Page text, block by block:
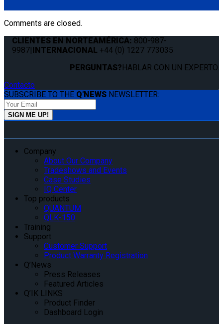
Comments are closed.
CLIENTES EN NORTEAMÉRICA: 800-987-
9987|INTERNACIONAL +44 (0) 1227 773035
PERGUNTAS?HABLAR CON UN EXPERTO.
Contacto
SUBSCRIBE TO THE Q'NEWS NEWSLETTER:
Company
About Our Company
Tradeshows and Events
Case Studies
IQ Center
Top products
QUANTUM
QLK-150
Training
Support
Customer Support
Product Warranty Registration
Q’News
Press Releases
Featured Articles
Q’IK LINKS
Product Finder
Dashboard Login